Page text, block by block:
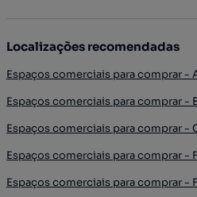
Localizações recomendadas
Espaços comerciais para comprar -
Espaços comerciais para comprar -
Espaços comerciais para comprar -
Espaços comerciais para comprar -
Espaços comerciais para comprar -